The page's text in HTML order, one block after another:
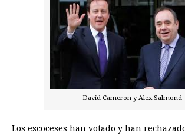
David Cameron y Alex Salmond
Los escoceses han votado y han